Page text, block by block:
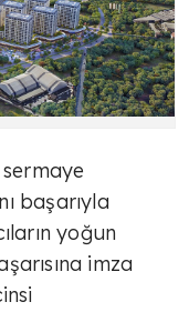
başarıyla
yoğun
imza